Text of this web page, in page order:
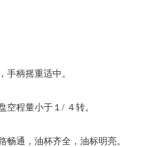
手柄摇重适中。
空程量小于１/ ４转。
畅通，油杯齐全，油标明亮。